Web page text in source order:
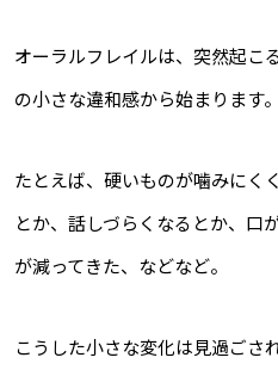
オーラルフレイルは、突然起こ
の小さな違和感から始まります。
たとえば、硬いものが噛みにく
とか、話しづらくなるとか、口
が減ってきた、などなど――。
こうした小さな変化は見過ごさ